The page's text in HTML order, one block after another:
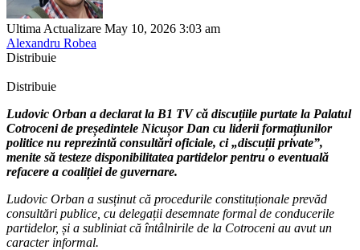
Ultima Actualizare May 10, 2026 3:03 am
Alexandru Robea
Distribuie
Distribuie
Ludovic Orban a declarat la B1 TV că discuțiile purtate la Palatul
Cotroceni de președintele Nicușor Dan cu liderii formațiunilor
politice nu reprezintă consultări oficiale, ci „discuții private”,
menite să testeze disponibilitatea partidelor pentru o eventuală
refacere a coaliției de guvernare.
Ludovic Orban a susținut că procedurile constituționale prevăd
consultări publice, cu delegații desemnate formal de conducerile
partidelor, și a subliniat că întâlnirile de la Cotroceni au avut un
caracter informal.